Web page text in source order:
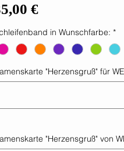
€Preis
in Wunschfarbe: *
"Herzensgruß" für
"Herzensgruß" von